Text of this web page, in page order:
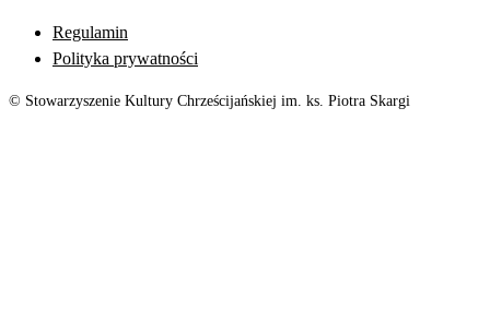
Regulamin
Polityka prywatności
© Stowarzyszenie Kultury Chrześcijańskiej im. ks. Piotra Skargi